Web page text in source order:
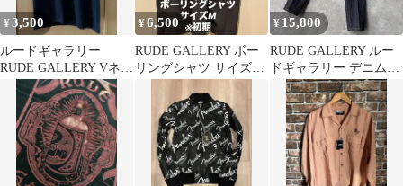
¥3,500
ルードギャラリー
RUDE GALLERY Vネッ
ク Tシャツ ブラック
¥6,500
RUDE GALLERY ボー
リングシャツ サイズM
¥ 15,800
RUDE GALLERY ルー
ドギャラリー デニムパ
ンツ Lot 6001